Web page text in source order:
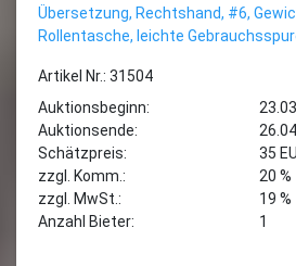
Übersetzung, Rechtshand, #6,
Rollentasche, leichte
Artikel Nr.: 31504
Auktionsbeginn:
Auktionsende:
Schätzpreis:
35
zzgl. Komm.:
20 %
zzgl. MwSt.:
19 %
Anzahl Bieter:
1